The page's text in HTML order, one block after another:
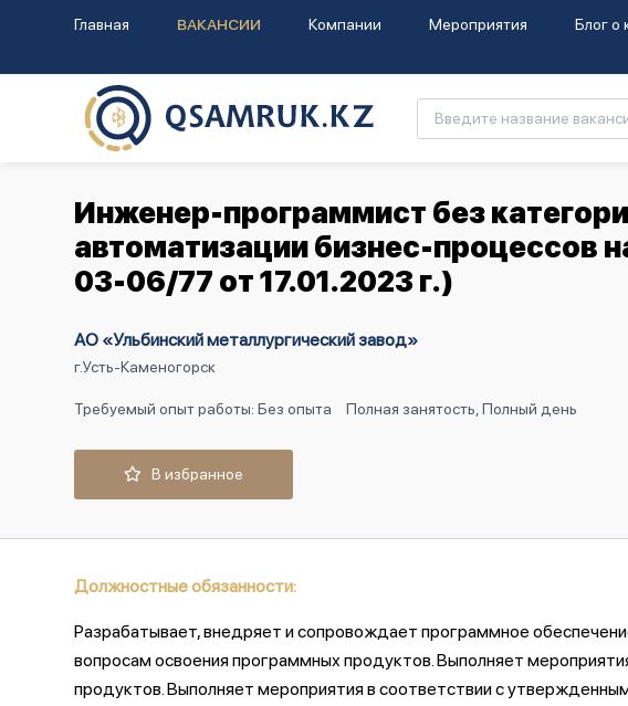
Главная ВАКАНСИИ Компании Мероприятия Блог о
Инженер-программист без
автоматизации бизнес-процессов
03-06/77 от 17.01.2023 г.)
АО «Ульбинский металлургический завод»
г.Усть-Каменогорск
Требуемый опыт работы: Без опыта Полная занятость, Полный день
В избранное
Должностные обязанности:
Разрабатывает, внедряет и сопровождает программное
вопросам освоения программных продуктов. Выполняет
продуктов. Выполняет мероприятия в соответствии с